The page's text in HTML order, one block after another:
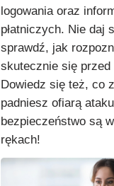
logowania oraz
płatniczych. Nie daj
sprawdź, jak
skutecznie się przed
Dowiedz się też, co
padniesz ofiarą
bezpieczeństwo są
rękach!